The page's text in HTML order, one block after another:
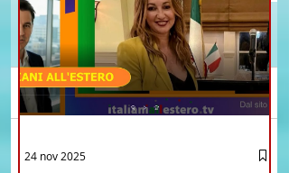
Brasile La Storia del
Commenti
Scrivi un commento...
24 nov 2025